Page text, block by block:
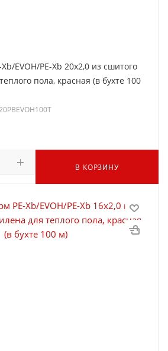
EVOH/PE-Xb 20x2,0 из сшитого
пола, красная (в бухте 100
В КОРЗИНУ